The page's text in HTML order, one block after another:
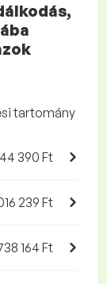
tartomány
390 Ft
239 Ft
164 Ft